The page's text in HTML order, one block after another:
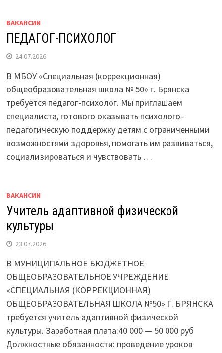
ВАКАНСИИ
ПЕДАГОГ-ПСИХОЛОГ
24.07.2026
В МБОУ «Специальная (коррекционная)
общеобразовательная школа № 50» г. Брянска
требуется педагог-психолог. Мы приглашаем
специалиста, готового оказывать психолого-
педагогическую поддержку детям с ограниченными
возможностями здоровья, помогать им развиваться,
социализироваться и чувствовать …
ВАКАНСИИ
Учитель адаптивной физической
культуры
23.07.2026
В МУНИЦИПАЛЬНОЕ БЮДЖЕТНОЕ
ОБЩЕОБРАЗОВАТЕЛЬНОЕ УЧРЕЖДЕНИЕ
«СПЕЦИАЛЬНАЯ (КОРРЕКЦИОННАЯ)
ОБЩЕОБРАЗОВАТЕЛЬНАЯ ШКОЛА №50» Г. БРЯНСКА
требуется учитель адаптивной физической
культуры. Заработная плата:40 000 — 50 000 руб
Должностные обязанности: проведение уроков